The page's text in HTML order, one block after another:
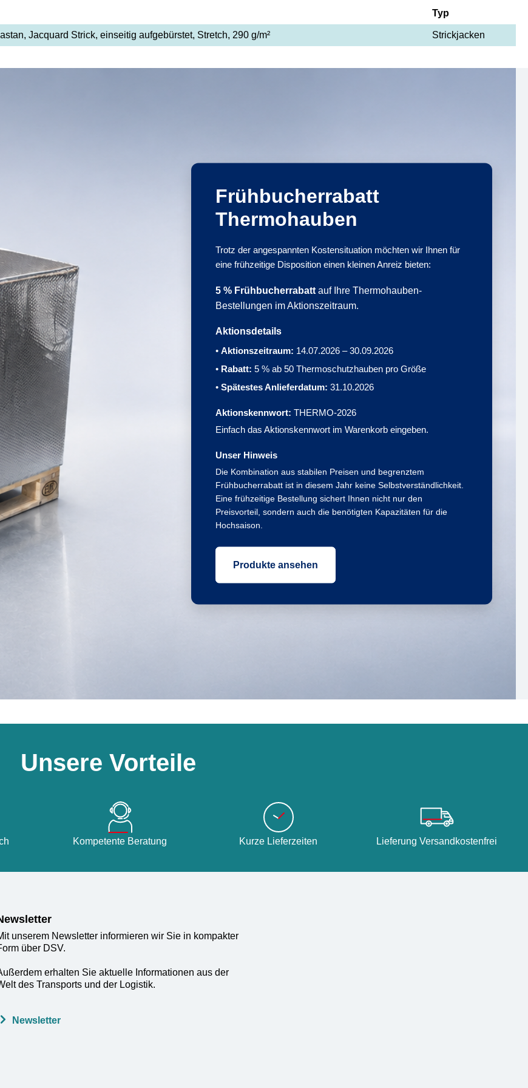
Typ
Jacquard Strick, einseitig aufgebürstet, Stretch, 290 g/m² Strickjacken
Frühbucherrabatt
Thermohauben
Trotz der angespannten Kostensituation möchten wir Ihnen für
eine frühzeitige Disposition einen kleinen Anreiz bieten:
5 % Frühbucherrabatt auf Ihre Thermohauben-
Bestellungen im Aktionszeitraum.
Aktionsdetails
•Aktionszeitraum: 14.07.2026 – 30.09.2026
• Rabatt: 5 % ab 50 Thermoschutzhauben pro Größe
•Spätestes Anlieferdatum: 31.10.2026
Aktionskennwort: THERMO-2026
Einfach das Aktionskennwort im Warenkorb eingeben.
Unser Hinweis
Die Kombination aus stabilen Preisen und begrenztem
Frühbucherrabatt ist in diesem Jahr keine Selbstverständlichkeit.
Eine frühzeitige Bestellung sichert Ihnen nicht nur den
Preisvorteil, sondern auch die benötigten Kapazitäten für die
Hochsaison.
Produkte ansehen
Unsere Vorteile
Kompetente Beratung Kurze Lieferzeiten Lieferung Versandkostenfrei
unserem Newsletter informieren wir Sie in kompakter
über DSV.
erhalten Sie aktuelle Informationen aus der
des Transports und der Logistik.
Newsletter